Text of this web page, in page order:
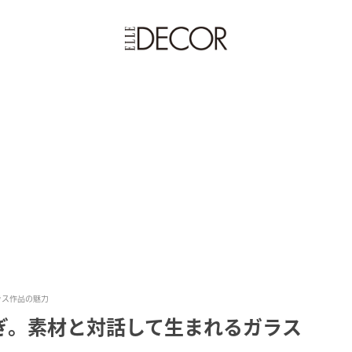
作品の魅力
素材と対話して生まれるガラス